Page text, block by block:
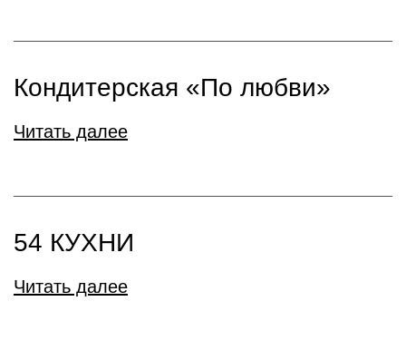
Кондитерская «По любви»
Читать далее
54 КУХНИ
Читать далее